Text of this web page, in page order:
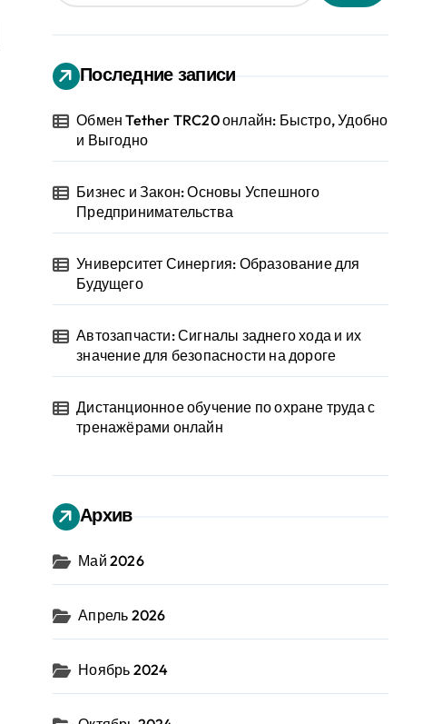
Последние записи
Обмен Tether TRC20 онлайн: Быстро, Удобно
и Выгодно
Бизнес и Закон: Основы Успешного
Предпринимательства
Университет Синергия: Образование для
Будущего
Автозапчасти: Сигналы заднего хода и их
значение для безопасности на дороге
Дистанционное обучение по охране труда с
тренажёрами онлайн
Архив
Май 2026
Апрель 2026
Ноябрь 2024